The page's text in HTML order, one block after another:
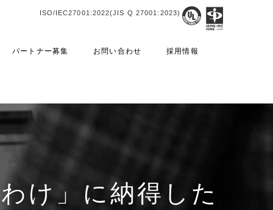
パートナー募集 お問い合わせ 採用情報
ISO/IEC27001:2022(JIS Q 27001:2023)
け」に納得した